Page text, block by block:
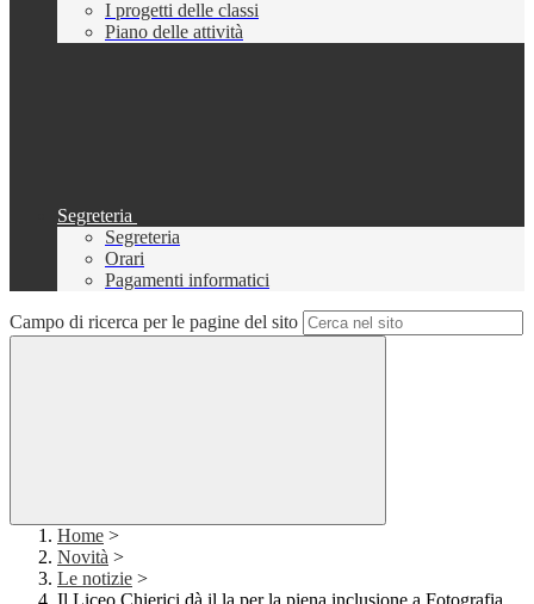
I progetti delle classi
Piano delle attività
Segreteria
Segreteria
Orari
Pagamenti informatici
Campo di ricerca per le pagine del sito
Home >
Novità >
Le notizie >